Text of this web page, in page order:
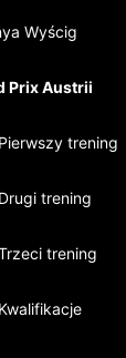
Wyścig
Prix Austrii
Pierwszy trening
Drugi trening
trening
Kwalifikacje